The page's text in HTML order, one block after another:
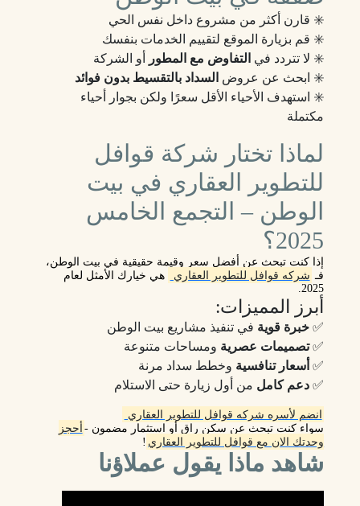
✳️ قارن أكثر من مشروع داخل نفس الحي
✳️ قم بزيارة الموقع لتقييم الخدمات بنفسك
✳️ لا تتردد في التفاوض مع المطور
أو الشركة
✳️ ابحث عن عروض السداد بالتقسيط بدون فوائد
✳️ استهدف الأحياء الأقل سعرًا ولكن بجوار أحياء
مكتملة
لماذا تختار شركة قوافل
للتطوير العقاري في بيت
الوطن – التجمع الخامس
2025؟
إذا كنت تبحث عن أفضل سعر وقيمة حقيقية في بيت الوطن،
فـ شركه قوافل للتطوير العقاري
هي خيارك الأمثل لعام
2025.
أبرز المميزات:
✅ خبرة قوية في تنفيذ مشاريع بيت الوطن
✅تصميمات عصرية ومساحات متنوعة
✅ أسعار تنافسية وخطط سداد مرنة
✅ دعم كامل من أول زيارة حتى الاستلام
انضم لأسره شركه قوافل للتطوير العقاري
سواء كنت تبحث عن سكن راقٍ أو استثمار مضمون - أحجز
وحدتك الان مع قوافل للتطوير العقاري !
شاهد ماذا يقول عملاؤنا